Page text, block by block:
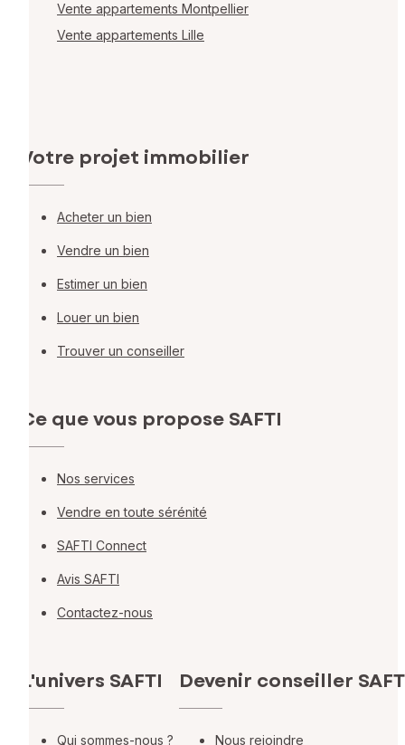
Vente appartements Montpellier
Vente appartements Lille
Votre projet immobilier
Acheter un bien
Vendre un bien
Estimer un bien
Louer un bien
Trouver un conseiller
Ce que vous propose SAFTI
Nos services
Vendre en toute sérénité
SAFTI Connect
Avis SAFTI
Contactez-nous
L'univers SAFTI
Qui sommes-nous ?
Devenir conseiller
Nous rejoindre